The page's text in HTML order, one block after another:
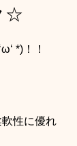
☆
*)！！
性に優れ